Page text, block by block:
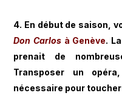
4. En début de saison,
Don Carlos à Genève.
prenait de
Transposer un
nécessaire pour